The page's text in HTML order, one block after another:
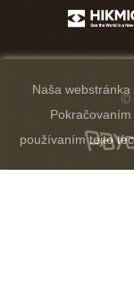
Naša
používaním tejto
©